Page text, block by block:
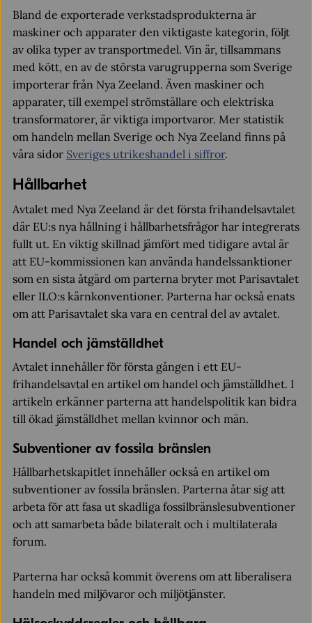
Bland de exporterade verkstadsprodukterna är
maskiner och apparater den viktigaste kategorin, följt
av olika typer av transportmedel. Vin är, tillsammans
med kött, en av de största varugrupperna som Sverige
importerar från Nya Zeeland. Även maskiner och
apparater, till exempel strömställare och elektriska
transformatorer, är viktiga importvaror. Mer statistik
om handeln mellan Sverige och Nya Zeeland finns på
våra sidor Sveriges utrikeshandel i siffror.
Hållbarhet
Avtalet med Nya Zeeland är det första frihandelsavtalet
där EU:s nya hållning i hållbarhetsfrågor har integrerats
fullt ut. En viktig skillnad jämfört med tidigare avtal är
att EU-kommissionen kan använda handelssanktioner
som en sista åtgärd om parterna bryter mot Parisavtalet
eller ILO:s kärnkonventioner. Parterna har också enats
om att Parisavtalet ska vara en central del av avtalet.
Handel och jämställdhet
Avtalet innehåller för första gången i ett EU-
frihandelsavtal en artikel om handel och jämställdhet. I
artikeln erkänner parterna att handelspolitik kan bidra
till ökad jämställdhet mellan kvinnor och män.
Subventioner av fossila bränslen
Hållbarhetskapitlet innehåller också en artikel om
subventioner av fossila bränslen. Parterna åtar sig att
arbeta för att fasa ut skadliga fossilbränslesubventioner
och att samarbeta både bilateralt och i multilaterala
forum.
Parterna har också kommit överens om att liberalisera
handeln med miljövaror och miljötjänster.